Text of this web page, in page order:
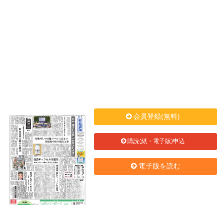
会員登録(無料)
購読(紙・電子版)申込
電子版を読む